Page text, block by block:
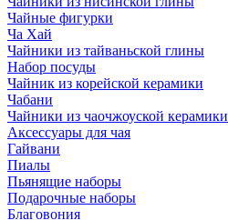
Чайные фигурки
Ча Хай
Чайники из тайваньской глины
Набор посуды
Чайник из корейской керамики
Чабани
Чайники из чаочжоуской керамики
Аксессуары для чая
Гайвани
Пиалы
Пьянящие наборы
Подарочные наборы
Благовония